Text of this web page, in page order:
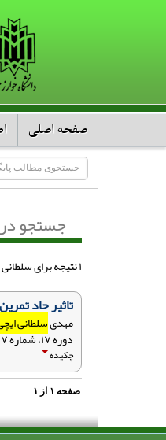
صفحه اصلی
جستجو
۱ نتیجه برای سلطانی ایچی
تاثیر حاد
مهدیسلطانی
دوره ۱۷، شماره ۱۷ - ( ۲-۱۳۹۸ )
چکیده
صفحه ۱ از ۱